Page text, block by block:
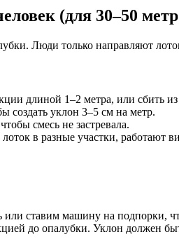
(для 30–50
Люди только направляют
длиной 1–2 метра, или сбить
создать уклон 3–5 см на метр.
смесь не застревала.
в разные участки, работают
ставим машину на подпорки,
до опалубки. Уклон должен